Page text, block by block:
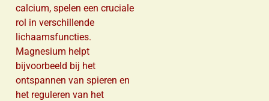
calcium, spelen een cruciale
rol in verschillende
lichaamsfuncties.
Magnesium helpt
bijvoorbeeld bij het
ontspannen van spieren en
het reguleren van het